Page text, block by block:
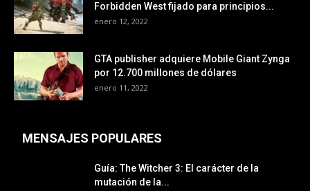
Forbidden West fijado para principios...
enero 12, 2022
GTA publisher adquiere Mobile Giant Zynga
por 12.700 millones de dólares
enero 11, 2022
MENSAJES POPULARES
Guía: The Witcher 3: El carácter de la
mutación de la...